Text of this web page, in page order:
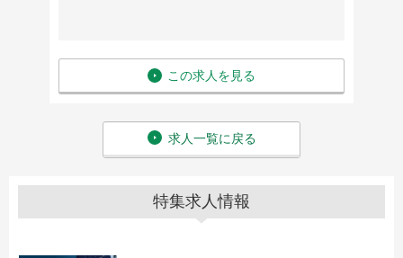
この求人を見る
求人一覧に戻る
特集求人情報